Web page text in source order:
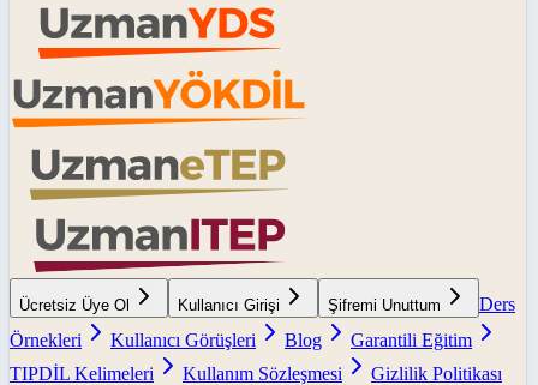
Ücretsiz Üye Ol Kullanıcı Girişi Şifremi Unuttum
Ders
Örnekleri
Kullanıcı Görüşleri Blog
Garantili Eğitim
TIPDİL Kelimeleri
Kullanım Sözleşmesi
Gizlilik Politikası